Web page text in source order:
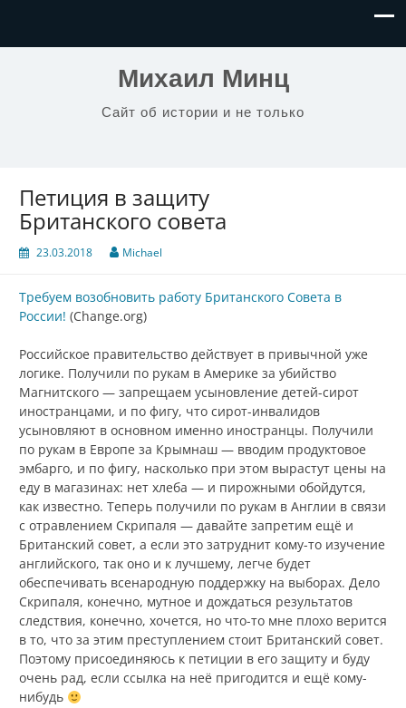
Михаил Минц
Сайт об истории и не только
Петиция в защиту
Британского совета
23.03.2018 Michael
Требуем возобновить работу Британского Совета в
России! (Change.org)
Российское правительство действует в привычной уже
логике. Получили по рукам в Америке за убийство
Магнитского — запрещаем усыновление детей-сирот
иностранцами, и по фигу, что сирот-инвалидов
усыновляют в основном именно иностранцы. Получили
по рукам в Европе за Крымнаш — вводим продуктовое
эмбарго, и по фигу, насколько при этом вырастут цены на
еду в магазинах: нет хлеба — и пирожными обойдутся,
как известно. Теперь получили по рукам в Англии в связи
с отравлением Скрипаля — давайте запретим ещё и
Британский совет, а если это затруднит кому-то изучение
английского, так оно и к лучшему, легче будет
обеспечивать всенародную поддержку на выборах. Дело
Скрипаля, конечно, мутное и дождаться результатов
следствия, конечно, хочется, но что-то мне плохо верится
в то, что за этим преступлением стоит Британский совет.
Поэтому присоединяюсь к петиции в его защиту и буду
очень рад, если ссылка на неё пригодится и ещё кому-
нибудь